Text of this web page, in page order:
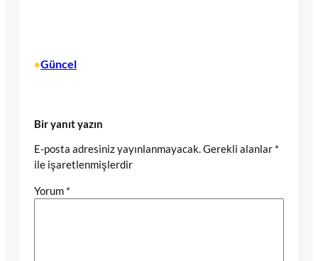
•Güncel
Bir yanıt yazın
E-posta adresiniz yayınlanmayacak.Gerekli alanlar *
ile işaretlenmişlerdir
Yorum *